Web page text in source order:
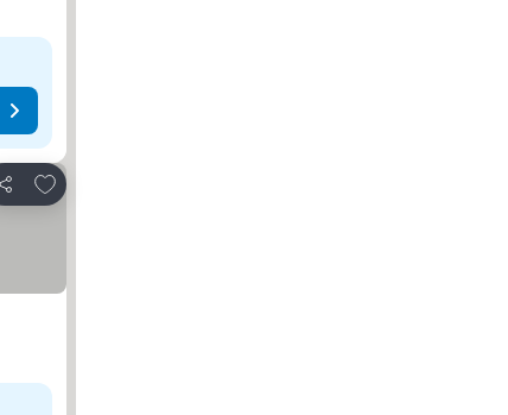
Teilen
Zu Favoriten hinzufügen